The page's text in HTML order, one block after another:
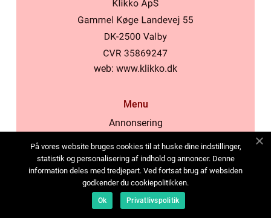
web: www.klikko.dk
Menu
Annonsering
Cookies
Kontakta oss
Sitemap
På vores website bruges cookies til at huske dine indstillinger,
statistik og personalisering af indhold og annoncer. Denne
information deles med tredjepart. Ved fortsat brug af websiden
godkender du cookiepolitikken.
Ok Privatlivspolitik